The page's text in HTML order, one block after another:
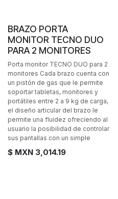
BRAZO PORTA
MONITOR TECNO DUO
PARA 2 MONITORES
Porta monitor TECNO DUO para 2
monitores Cada brazo cuenta con
un pistón de gas que le permite
soportar tabletas, monitores y
portátiles entre 2 a 9 kg de carga,
el diseño articular del brazo le
permite una fluidez ofreciendo al
usuario la posibilidad de controlar
sus pantallas con un simple
$ MXN 3,014.19